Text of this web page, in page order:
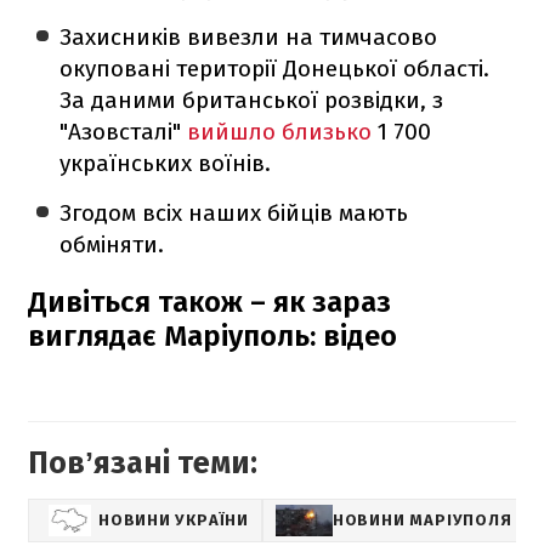
Захисників вивезли на тимчасово
окуповані території Донецької області.
За даними британської розвідки, з
"Азовсталі" вийшло близько 1 700
українських воїнів.
Згодом всіх наших бійців мають
обміняти.
Дивіться також – як зараз
виглядає Маріуполь: відео
Повʼязані теми:
НОВИНИ УКРАЇНИ НОВИНИ МАРІУПОЛЯ